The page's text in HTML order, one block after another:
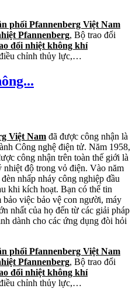
phối Pfannenberg Việt Nam
Pfannenberg, Bộ trao đổi
đổi nhiệt không khí
chỉnh thủy lực,…
Việt Nam đã được công nhận là
Công nghệ điện tử. Năm 1958,
công nhận trên toàn thế giới là
nhiệt độ trong vỏ điện. Vào năm
nhấp nháy công nghiệp đầu
khi kích hoạt. Bạn có thể tin
bảo việc bảo vệ con người, máy
nhất của họ đến từ các giải pháp
dành cho các ứng dụng đòi hỏi
phối Pfannenberg Việt Nam
Pfannenberg, Bộ trao đổi
đổi nhiệt không khí
chỉnh thủy lực,…